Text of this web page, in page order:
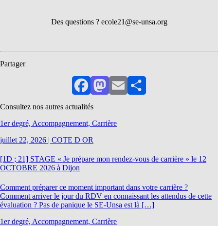
Des questions ? ecole21@se-unsa.org
Partager
FacebookMastodon
EmailPartager
Consultez nos autres actualités
1er degré, Accompagnement, Carrière
juillet 22, 2026 | COTE D OR
[1D ; 21] STAGE « Je prépare mon rendez-vous de carrière » le 12
OCTOBRE 2026 à Dijon
Comment préparer ce moment important dans votre carrière ?
Comment arriver le jour du RDV en connaissant les attendus de cette
évaluation ? Pas de panique le SE-Unsa est là […]
1er degré, Accompagnement, Carrière